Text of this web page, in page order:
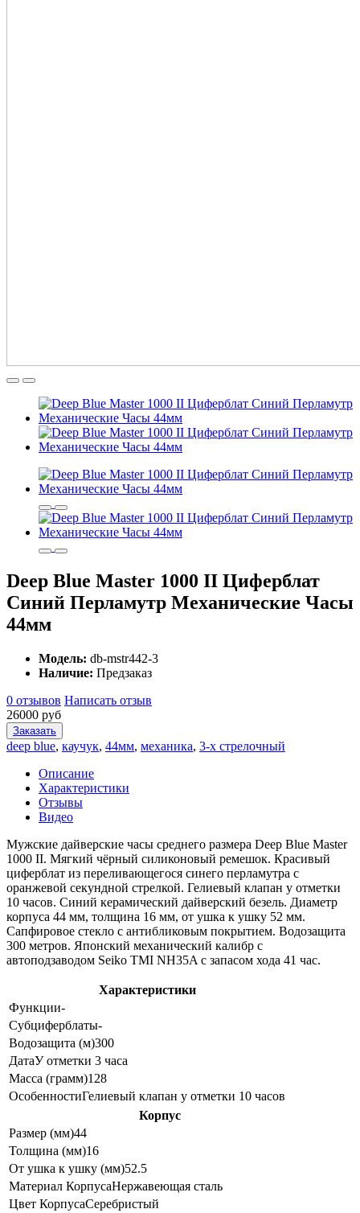
Deep Blue Master 1000 II Циферблат
Синий Перламутр Механические Часы
44мм
Модель: db-mstr442-3
Наличие: Предзаказ
0 отзывов Написать отзыв
26000 руб
Заказать
deep blue, каучук, 44мм, механика, 3-х стрелочный
Описание
Характеристики
Отзывы
Видео
Мужские дайверские часы среднего размера Deep Blue Master
1000 II. Мягкий чёрный силиконовый ремешок. Красивый
циферблат из переливающегося синего перламутра с
оранжевой секундной стрелкой. Гелиевый клапан у отметки
10 часов. Синий керамический дайверский безель. Диаметр
корпуса 44 мм, толщина 16 мм, от ушка к ушку 52 мм.
Сапфировое стекло с антибликовым покрытием. Водозащита
300 метров. Японский механический калибр с
автоподзаводом Seiko TMI NH35A с запасом хода 41 час.
Характеристики
Функции-
Субциферблаты-
Водозащита (м)300
ДатаУ отметки 3 часа
Масса (грамм)128
ОсобенностиГелиевый клапан у отметки 10 часов
Корпус
Размер (мм)44
Толщина (мм)16
От ушка к ушку (мм)52.5
Материал КорпусаНержавеющая сталь
Цвет КорпусаСеребристый